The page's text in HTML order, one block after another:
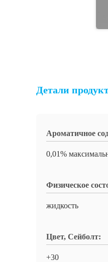
Детали
Ароматичное
0,01%
Физическое
жидкость
Цвет, Сейболт:
+30